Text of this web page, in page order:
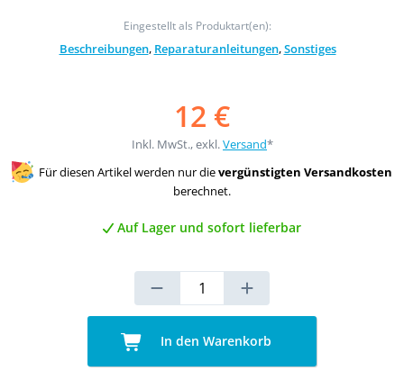
Eingestellt als Produktart(en):
Beschreibungen, Reparaturanleitungen,Sonstiges
12 €
Inkl. MwSt., exkl.Versand*
Für diesen Artikel werden nur dievergünstigten Versandkosten
berechnet.
Auf Lager und sofort lieferbar
In den Warenkorb